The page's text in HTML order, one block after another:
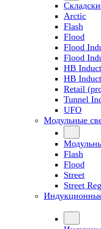
Arctic
Flash
Flood
Flood
Flood
HB
HB
Retail
Tunnel
UFO
Модульные
Flash
Flood
Street
Street